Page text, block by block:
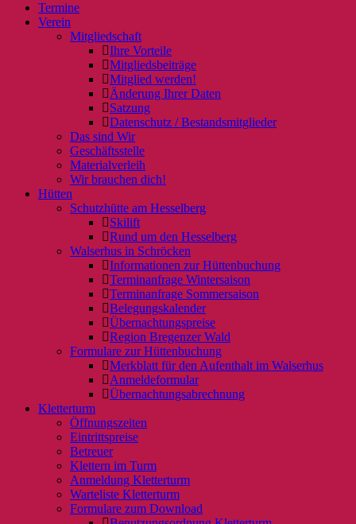
Termine
Verein
Mitgliedschaft
Ihre Vorteile
Mitgliedsbeiträge
Mitglied werden!
Änderung Ihrer Daten
Satzung
Datenschutz / Bestandsmitglieder
Das sind Wir
Geschäftsstelle
Materialverleih
Wir brauchen dich!
Hütten
Schutzhütte am Hesselberg
Skilift
Rund um den Hesselberg
Walserhus in Schröcken
Informationen zur Hüttenbuchung
Terminanfrage Wintersaison
Terminanfrage Sommersaison
Belegungskalender
Übernachtungspreise
Region Bregenzer Wald
Formulare zur Hüttenbuchung
Merkblatt für den Aufenthalt im Walserhus
Anmeldeformular
Übernachtungsabrechnung
Kletterturm
Öffnungszeiten
Eintrittspreise
Betreuer
Klettern im Turm
Anmeldung Kletterturm
Warteliste Kletterturm
Formulare zum Download